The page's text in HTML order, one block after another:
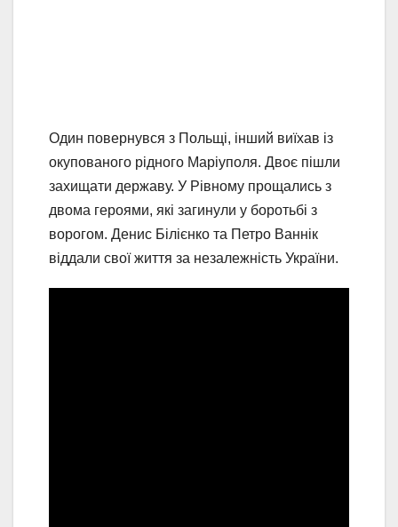
Один повернувся з Польщі, інший виїхав із
окупованого рідного Маріуполя. Двоє пішли
захищати державу. У Рівному прощались з
двома героями, які загинули у боротьбі з
ворогом. Денис Білієнко та Петро Ваннік
віддали свої життя за незалежність України.